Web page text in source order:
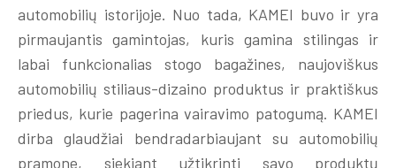
automobilių istorijoje. Nuo tada, KAMEI buvo ir yra
pirmaujantis gamintojas, kuris gamina stilingas ir
labai funkcionalias stogo bagažines, naujoviškus
automobilių stiliaus-dizaino produktus ir praktiškus
priedus, kurie pagerina vairavimo patogumą. KAMEI
dirba glaudžiai bendradarbiaujant su automobilių
pramone, siekiant užtikrinti savo produktų